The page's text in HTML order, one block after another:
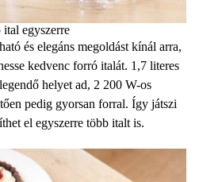
egyszerre
és elegáns megoldást kínál arra,
kedvenc forró italát. 1,7 literes
helyet ad, 2 200 W-os
pedig gyorsan forral. Így játszi
el egyszerre több italt is.